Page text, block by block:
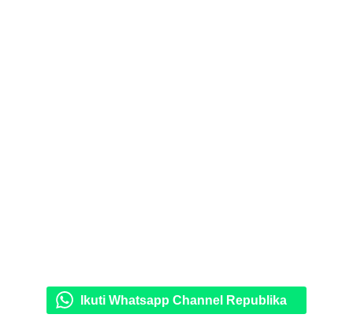
Ikuti Whatsapp Channel Republika